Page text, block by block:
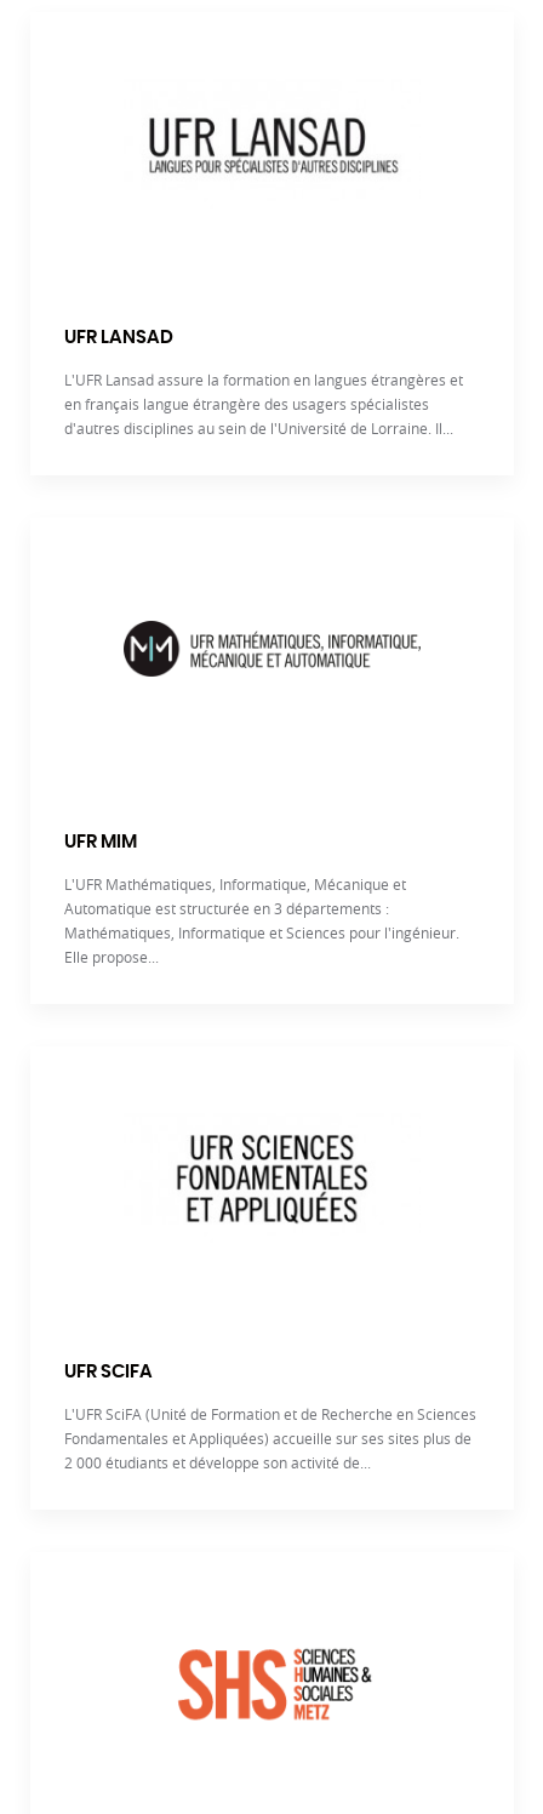
UFR LANSAD
L'UFR Lansad assure la formation en langues étrangères et
en français langue étrangère des usagers spécialistes
d'autres disciplines au sein de l'Université de Lorraine. Il...
UFR MIM
L'UFR Mathématiques, Informatique, Mécanique et
Automatique est structurée en 3 départements :
Mathématiques, Informatique et Sciences pour l'ingénieur.
Elle propose...
UFR SCIFA
L'UFR SciFA (Unité de Formation et de Recherche en Sciences
Fondamentales et Appliquées) accueille sur ses sites plus de
2 000 étudiants et développe son activité de...